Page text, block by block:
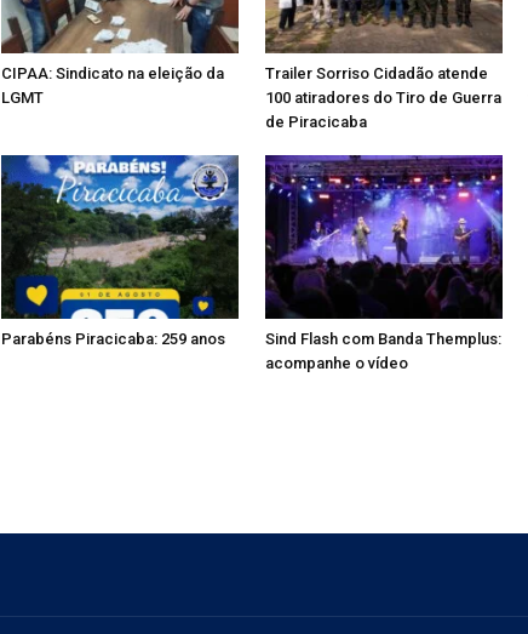
CIPAA: Sindicato na eleição da
LGMT
Trailer Sorriso Cidadão atende
100 atiradores do Tiro de Guerra
de Piracicaba
Parabéns Piracicaba: 259 anos
Sind Flash com Banda Themplus:
acompanhe o vídeo